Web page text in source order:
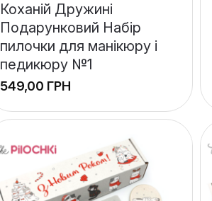
Коханій Дружині
Подарунковий Набір
пилочки для манікюру і
педикюру №1
ГРН